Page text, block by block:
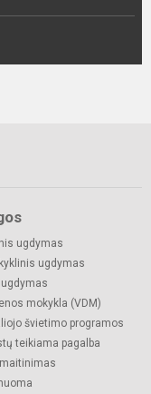
ugdymas
ugdymas
mokykla (VDM)
švietimo programos
teikiama pagalba